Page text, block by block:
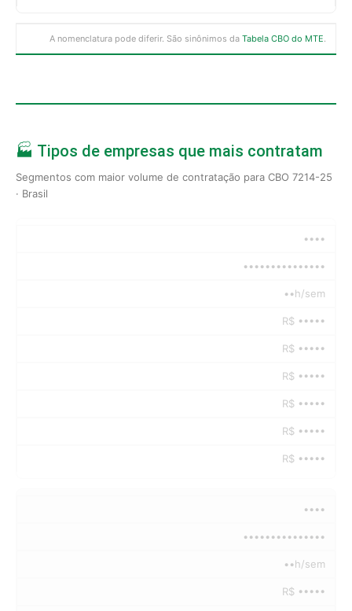
A nomenclatura pode diferir. São sinônimos da Tabela CBO do MTE.
🏭 Tipos de empresas que mais contratam
Segmentos com maior volume de contratação para CBO 7214-25
· Brasil
••••
•••••••••••••••
••h/sem
R$ •••••
R$ •••••
R$ •••••
R$ •••••
R$ •••••
R$ •••••
••••
•••••••••••••••
••h/sem
R$ •••••